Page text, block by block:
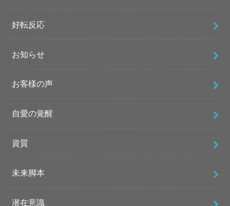
好転反応
お知らせ
お客様の声
自愛の覚醒
資質
未来脚本
潜在意識